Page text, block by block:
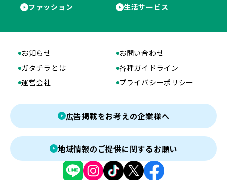
ファッション
生活サービス
お知らせ
お問い合わせ
ガタチラとは
各種ガイドライン
運営会社
プライバシーポリシー
広告掲載をお考えの企業様へ
地域情報のご提供に関するお願い